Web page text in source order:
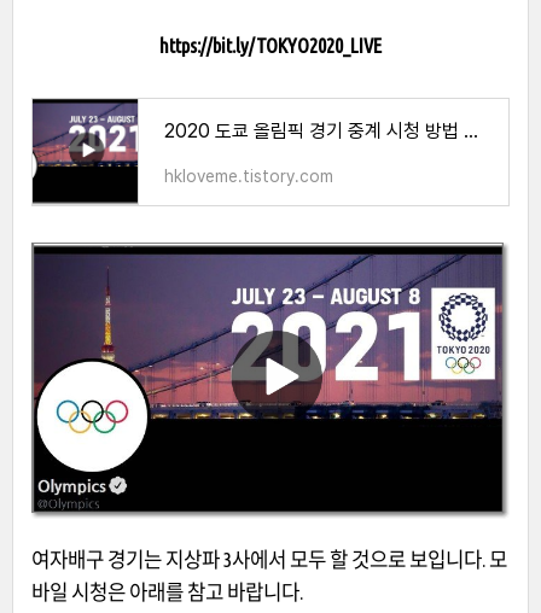
https://bit.ly/TOKYO2020_LIVE
2020 도쿄 올림픽 경기 중계 시청 방법 총정리(+무료)
hkloveme.tistory.com
여자배구 경기는 지상파 3사에서 모두 할 것으로 보입니다. 모
바일 시청은 아래를 참고 바랍니다.